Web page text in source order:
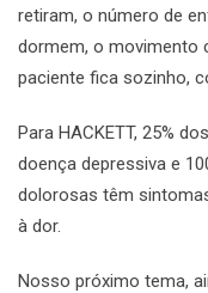
retiram, o número de
dormem, o movimento
paciente fica sozinho,
Para HACKETT, 25%
doença depressiva e
dolorosas têm
à dor.
Nosso próximo tema,